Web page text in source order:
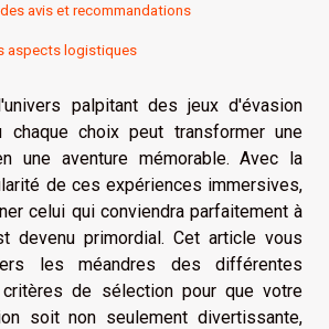
avis et recommandations
aspects logistiques
palpitant des jeux d'évasion
chaque choix peut transformer une
une aventure mémorable. Avec la
de ces expériences immersives,
celui qui conviendra parfaitement à
devenu primordial. Cet article vous
les méandres des différentes
de sélection pour que votre
soit non seulement divertissante,